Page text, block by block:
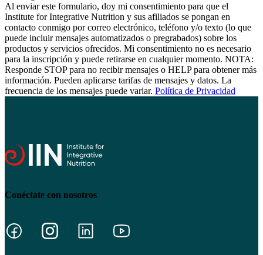
Al enviar este formulario, doy mi consentimiento para que el
Institute for Integrative Nutrition y sus afiliados se pongan en
contacto conmigo por correo electrónico, teléfono y/o texto (lo que
puede incluir mensajes automatizados o pregrabados) sobre los
productos y servicios ofrecidos. Mi consentimiento no es necesario
para la inscripción y puede retirarse en cualquier momento. NOTA:
Responde STOP para no recibir mensajes o HELP para obtener más
información. Pueden aplicarse tarifas de mensajes y datos. La
frecuencia de los mensajes puede variar. Política de Privacidad
Conéctate con nosotros